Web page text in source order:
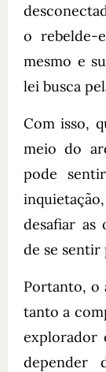
o rebelde-
mesmo e
lei busca
Com isso,
meio do
pode
desafiar as
de se sentir
Portanto, o
tanto a
explorador
depender